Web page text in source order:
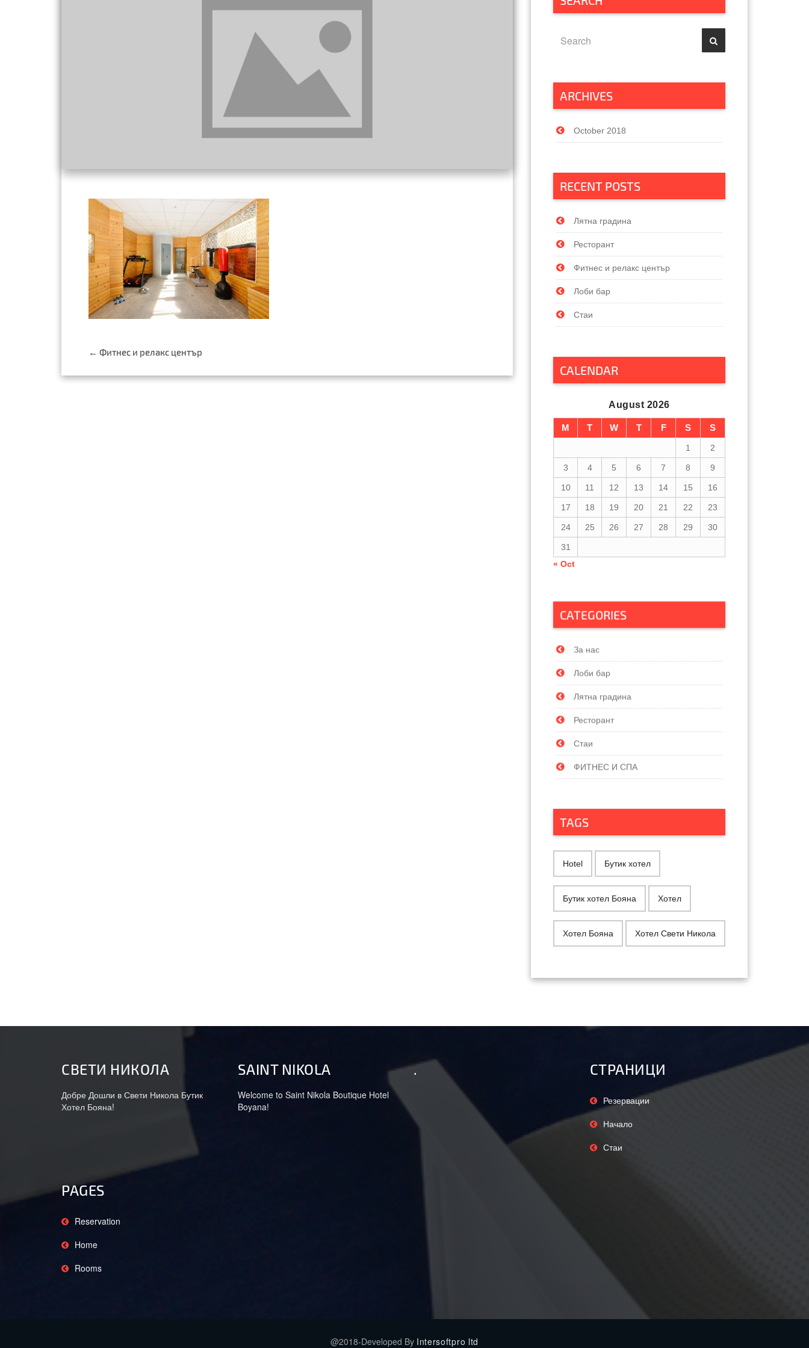
Post
navigation
← Фитнес и релакс център
ARCHIVES
October 2018
RECENT POSTS
Лятна градина
Ресторант
Фитнес и релакс център
Лоби бар
Стаи
CALENDAR
August 2026
M T W T F S S
1 2
3 4 5 6 7 8 9
10 11 12 13 14 15 16
17 18 19 20 21 22 23
24 25 26 27 28 29 30
31
« Oct
CATEGORIES
За нас
Лоби бар
Лятна градина
Ресторант
Стаи
ФИТНЕС И СПА
TAGS
Hotel Бутик хотел
Бутик хотел Бояна Хотел
Хотел Бояна Хотел Свети Никола
СВEТИ НИКОЛА
Добре Дошли в Свети Никола Бутик
Хотел Бояна!
SAINT NIKOLA
Welcome to Saint Nikola Boutique Hotel
Boyana!
. СТРАНИЦИ
Резервации
Начало
Стаи
PAGES
Reservation
Home
Rooms
@2018-Developed By Intersoftpro ltd